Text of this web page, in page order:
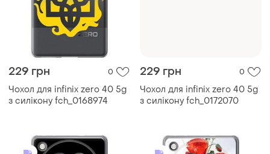
229 грн 0
Чохол для infinix zero 40 5g
з силікону fch_0168974
229 грн 0
Чохол для infinix zero 40 5g
з силікону fch_0172070